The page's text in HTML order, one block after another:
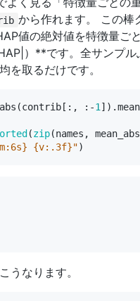
から作れます。 この棒
値の絶対値を特徴量ご
）**です。全サンプル
を取るだけです。
abs (contrib [:, : -1]) .mean
(zip(names , mean_abs
{v:.3f}")
うなります。